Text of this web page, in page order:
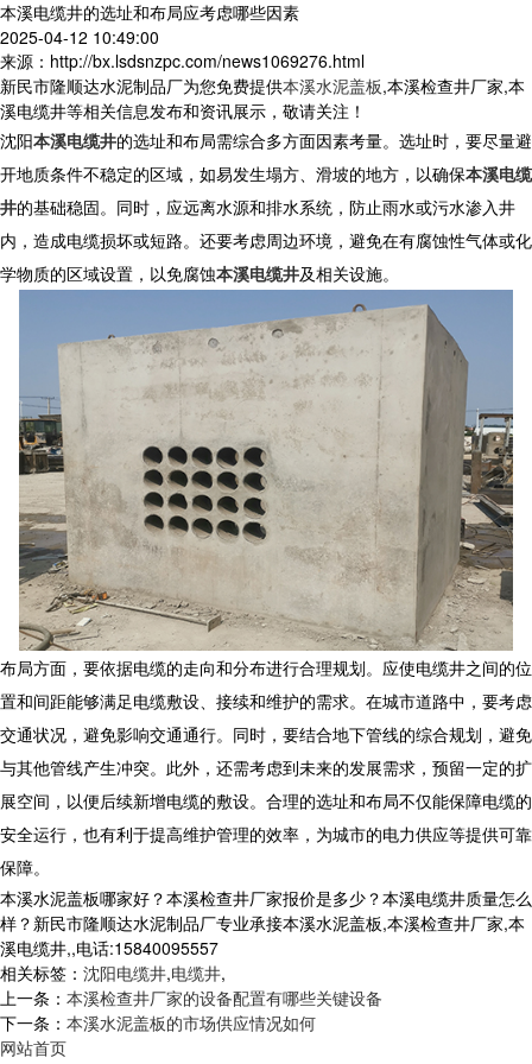
本溪电缆井的选址和布局应考虑哪些因素
2025-04-12 10:49:00
来源：http://bx.lsdsnzpc.com/news1069276.html
新民市隆顺达水泥制品厂为您免费提供本溪水泥盖板,本溪检查井厂家,本
溪电缆井等相关信息发布和资讯展示，敬请关注！
沈阳本溪电缆井的选址和布局需综合多方面因素考量。选址时，要尽量避
开地质条件不稳定的区域，如易发生塌方、滑坡的地方，以确保本溪电缆
井的基础稳固。同时，应远离水源和排水系统，防止雨水或污水渗入井
内，造成电缆损坏或短路。还要考虑周边环境，避免在有腐蚀性气体或化
学物质的区域设置，以免腐蚀本溪电缆井及相关设施。
布局方面，要依据电缆的走向和分布进行合理规划。应使电缆井之间的位
置和间距能够满足电缆敷设、接续和维护的需求。在城市道路中，要考虑
交通状况，避免影响交通通行。同时，要结合地下管线的综合规划，避免
与其他管线产生冲突。此外，还需考虑到未来的发展需求，预留一定的扩
展空间，以便后续新增电缆的敷设。合理的选址和布局不仅能保障电缆的
安全运行，也有利于提高维护管理的效率，为城市的电力供应等提供可靠
保障。
本溪水泥盖板哪家好？本溪检查井厂家报价是多少？本溪电缆井质量怎么
样？新民市隆顺达水泥制品厂专业承接本溪水泥盖板,本溪检查井厂家,本
溪电缆井,,电话:15840095557
相关标签： 沈阳电缆井,电缆井,
上一条： 本溪检查井厂家的设备配置有哪些关键设备
下一条： 本溪水泥盖板的市场供应情况如何
网站首页